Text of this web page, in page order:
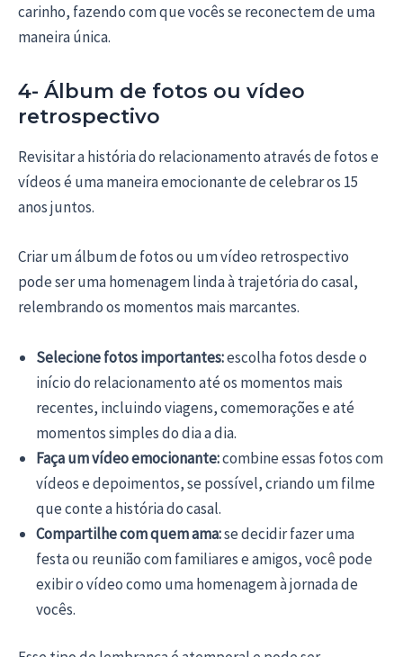
carinho, fazendo com que vocês se reconectem de uma
maneira única.
4- Álbum de fotos ou vídeo
retrospectivo
Revisitar a história do relacionamento através de fotos e
vídeos é uma maneira emocionante de celebrar os 15
anos juntos.
Criar um álbum de fotos ou um vídeo retrospectivo
pode ser uma homenagem linda à trajetória do casal,
relembrando os momentos mais marcantes.
Selecione fotos importantes:escolha fotos desde o
início do relacionamento até os momentos mais
recentes, incluindo viagens, comemorações e até
momentos simples do dia a dia.
Faça um vídeo emocionante:combine essas fotos com
vídeos e depoimentos, se possível, criando um filme
que conte a história do casal.
Compartilhe com quem ama:se decidir fazer uma
festa ou reunião com familiares e amigos, você pode
exibir o vídeo como uma homenagem à jornada de
vocês.